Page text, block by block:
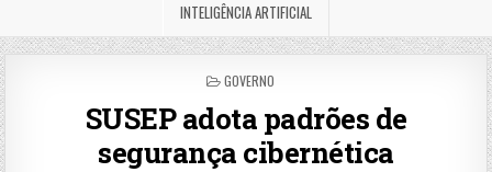
INTELIGÊNCIA ARTIFICIAL
POSTED
GOVERNO
SUSEP adota padrões de
segurança cibernética